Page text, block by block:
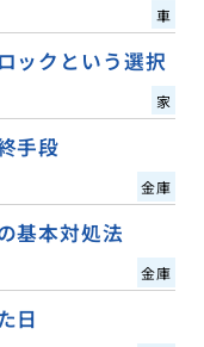
車
ックという選択
家
手段
金庫
基本対処法
金庫
日